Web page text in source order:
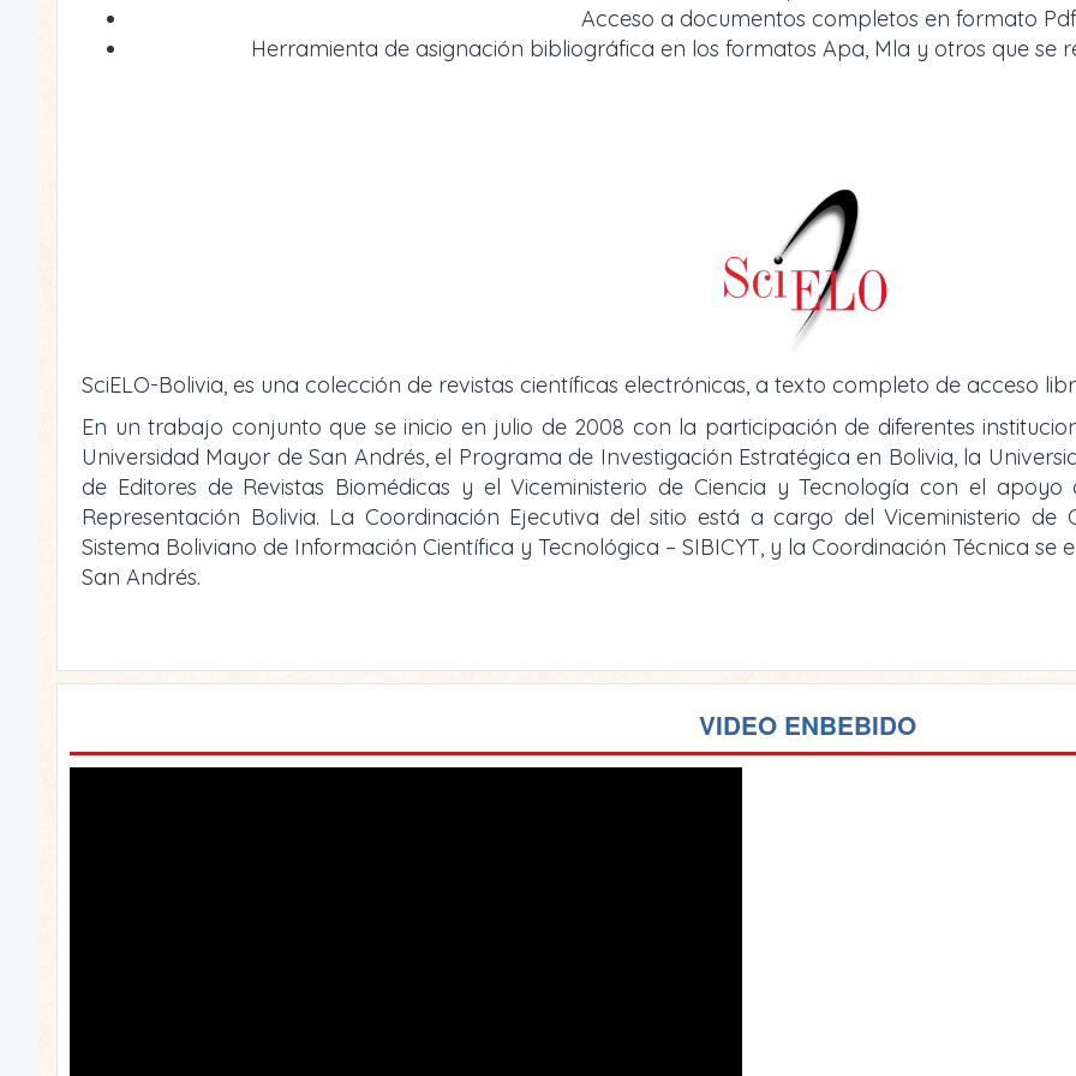
Acceso a documentos completos en formato
Herramienta de asignación bibliográfica en los formatos Apa, Mla y otros que se
SciELO-Bolivia, es una colección de revistas científicas electrónicas, a texto completo de acceso
En un trabajo conjunto que se inicio en julio de 2008 con la participación de diferentes
Universidad Mayor de San Andrés, el Programa de Investigación Estratégica en Bolivia, la
de Editores de Revistas Biomédicas y el Viceministerio de Ciencia y Tecnología con el
Representación Bolivia. La Coordinación Ejecutiva del sitio está a cargo del Viceministerio
Sistema Boliviano de Información Científica y Tecnológica – SIBICYT, y la Coordinación Técnica
San Andrés.
VIDEO ENBEBIDO